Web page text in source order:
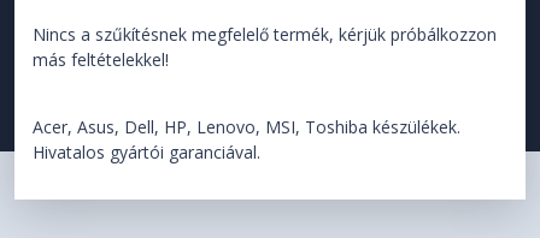
Nincs a szűkítésnek megfelelő termék, kérjük próbálkozzon
más feltételekkel!
Acer, Asus, Dell, HP, Lenovo, MSI, Toshiba készülékek.
Hivatalos gyártói garanciával.